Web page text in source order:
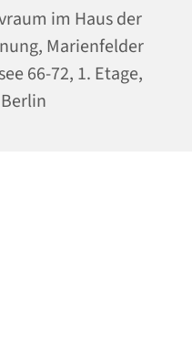
im Haus der
Marienfelder
66-72, 1. Etage,